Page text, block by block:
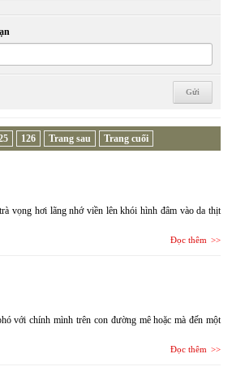
126 Trang sau Trang cuối
vọng hơi lãng nhớ viền lên khói hình đâm vào da thịt
Đọc thêm
với chính mình trên con đường mê hoặc mà đến một
Đọc thêm